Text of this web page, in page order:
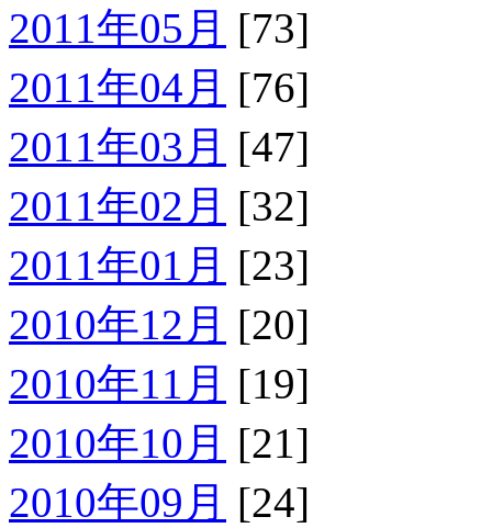
2011年05月 [73]
2011年04月 [76]
2011年03月 [47]
2011年02月 [32]
2011年01月 [23]
2010年12月 [20]
2010年11月 [19]
2010年10月 [21]
2010年09月 [24]